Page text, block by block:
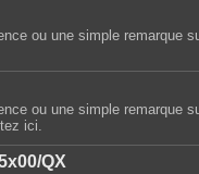
ou une simple remarque
ou une simple remarque
ici.
QX